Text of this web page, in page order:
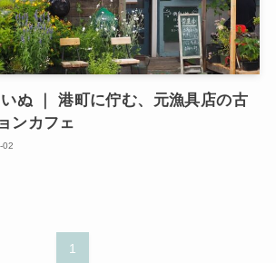
いぬ ｜ 港町に佇む、元漁具店の古
ンカフェ
02
1